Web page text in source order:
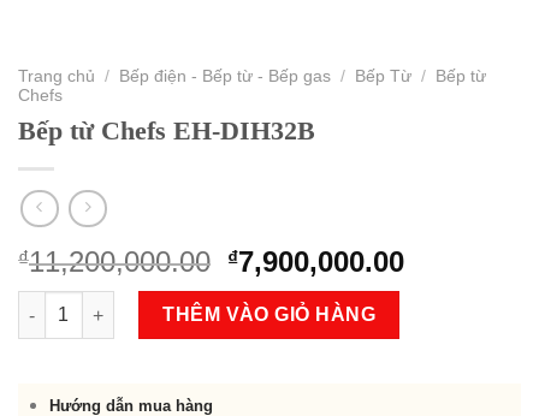
Trang chủ / Bếp điện - Bếp từ - Bếp gas / Bếp Từ / Bếp từ
Chefs
Bếp từ Chefs EH-DIH32B
₫11,200,000.00 Original
price
was:
₫11,200,000.00.
₫7,900,000.00Current
Bếp từ Chefs EH-DIH32B số lượng
THÊM VÀO GIỎ HÀNG
Hướng dẫn mua hàng